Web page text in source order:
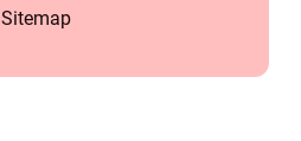
Sitemap